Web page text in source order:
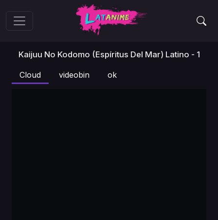
Kaijuu No Kodomo (Espíritus Del Mar) Latino - 1
Cloud videobin ok